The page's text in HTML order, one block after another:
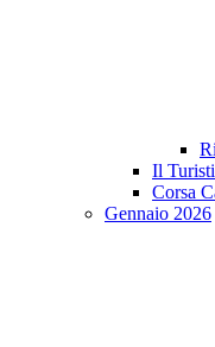
Il
Corsa
Gennaio 2026